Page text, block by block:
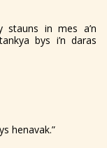
stauns in mes a’n
bys i’n daras
henavak.”